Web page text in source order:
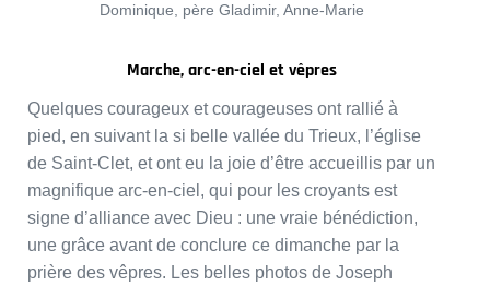
Dominique, père Gladimir, Anne-Marie
Marche, arc-en-ciel et vêpres
Quelques courageux et courageuses ont rallié à
pied, en suivant la si belle vallée du Trieux, l’église
de Saint-Clet, et ont eu la joie d’être accueillis par un
magnifique arc-en-ciel, qui pour les croyants est
signe d’alliance avec Dieu : une vraie bénédiction,
une grâce avant de conclure ce dimanche par la
prière des vêpres. Les belles photos de Joseph